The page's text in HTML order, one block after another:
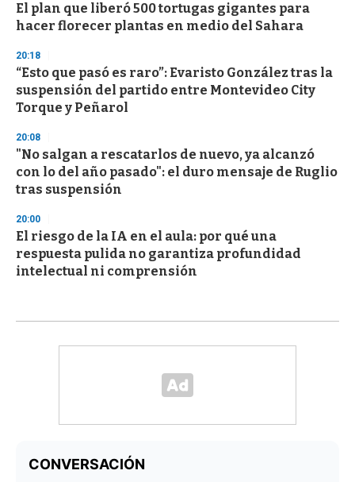
El plan que liberó 500 tortugas gigantes para
hacer florecer plantas en medio del Sahara
20:18
“Esto que pasó es raro”: Evaristo González tras la
suspensión del partido entre Montevideo City
Torque y Peñarol
20:08
"No salgan a rescatarlos de nuevo, ya alcanzó
con lo del año pasado": el duro mensaje de Ruglio
tras suspensión
20:00
El riesgo de la IA en el aula: por qué una
respuesta pulida no garantiza profundidad
intelectual ni comprensión